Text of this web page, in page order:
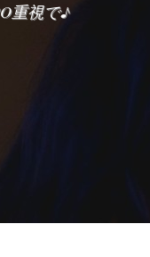
重視で♪